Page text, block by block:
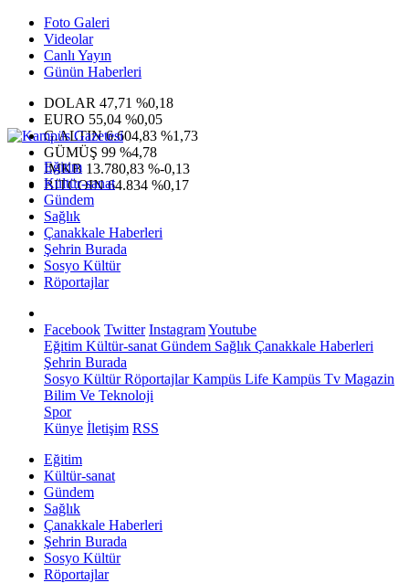
Foto Galeri
Videolar
Canlı Yayın
Günün Haberleri
DOLAR 47,71 %0,18
EURO 55,04 %0,05
G.ALTIN6.604,83 %1,73
GÜMÜŞ 99 %4,78
IMKB 13.780,83 %-0,13
BITCOIN64.834 %0,17
Eğitim
Kültür-sanat
Gündem
Sağlık
Çanakkale Haberleri
Şehrin Burada
Sosyo Kültür
Röportajlar
Facebook Twitter InstagramYoutube
Eğitim Kültür-sanat Gündem Sağlık Çanakkale Haberleri
Şehrin Burada
Sosyo KültürRöportajlarKampüs Life Kampüs Tv Magazin
Bilim Ve Teknoloji
Spor
Künye İletişim RSS
Eğitim
Kültür-sanat
Gündem
Sağlık
Çanakkale Haberleri
Şehrin Burada
Sosyo Kültür
Röportajlar